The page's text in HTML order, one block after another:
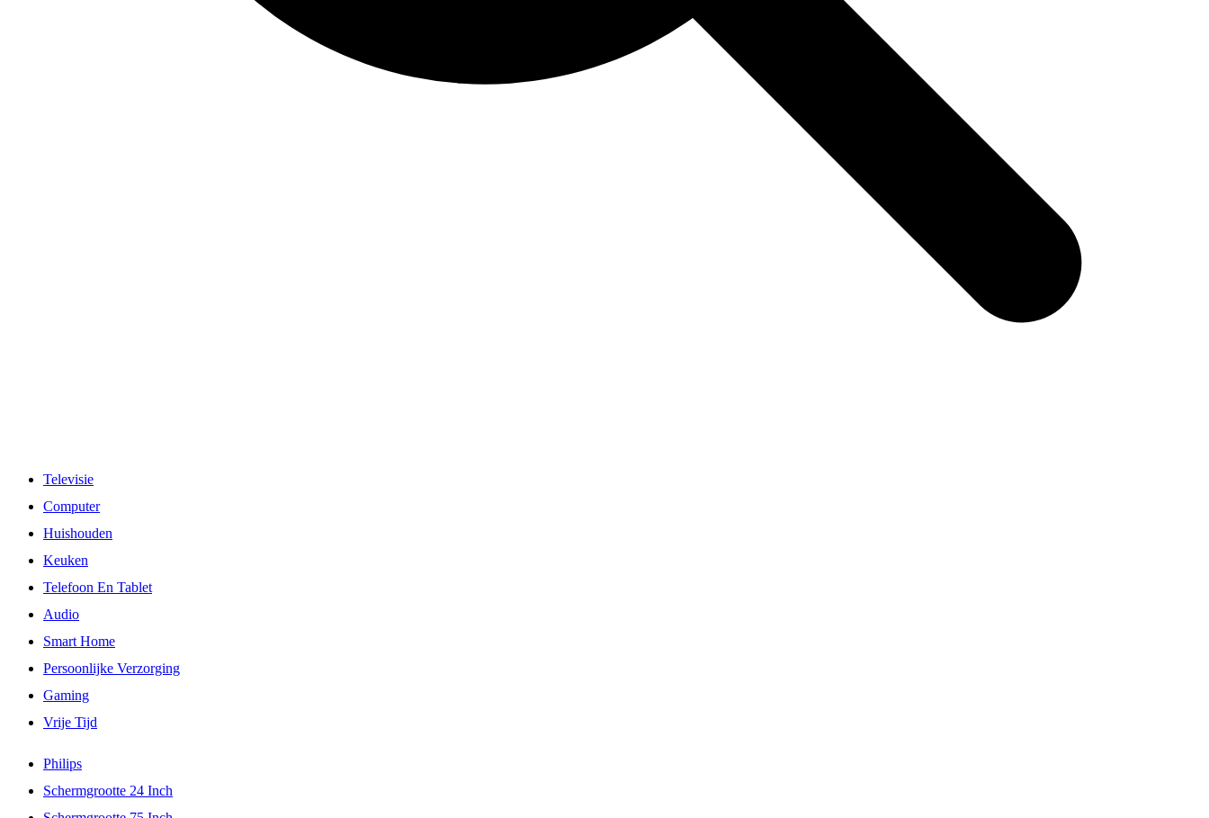
Televisie
Computer
Huishouden
Keuken
Telefoon En Tablet
Audio
Smart Home
Persoonlijke Verzorging
Gaming
Vrije Tijd
Philips
Schermgrootte 24 Inch